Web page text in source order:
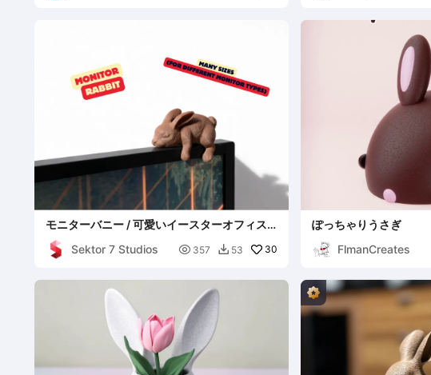
モニターバニー / 可愛いイースターオフィス
デコ / ウサギデコ
Sektor 7 Studios
 357  53 30
ぽっちゃりうさぎ
FlmanCreates